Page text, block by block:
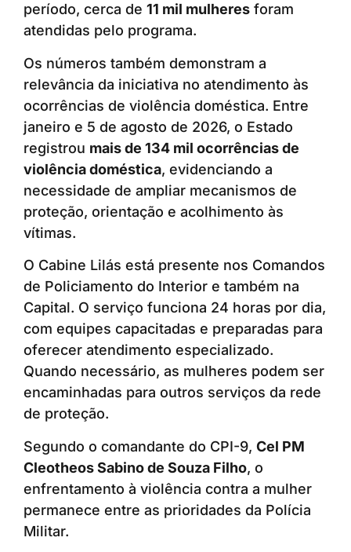
período, cerca de 11 mil mulheres foram
atendidas pelo programa.
Os números também demonstram a
relevância da iniciativa no atendimento às
ocorrências de violência doméstica. Entre
janeiro e 5 de agosto de 2026, o Estado
registrou mais de 134 mil ocorrências de
violência doméstica, evidenciando a
necessidade de ampliar mecanismos de
proteção, orientação e acolhimento às
vítimas.
O Cabine Lilás está presente nos Comandos
de Policiamento do Interior e também na
Capital. O serviço funciona 24 horas por dia,
com equipes capacitadas e preparadas para
oferecer atendimento especializado.
Quando necessário, as mulheres podem ser
encaminhadas para outros serviços da rede
de proteção.
Segundo o comandante do CPI-9, Cel PM
Cleotheos Sabino de Souza Filho, o
enfrentamento à violência contra a mulher
permanece entre as prioridades da Polícia
Militar.